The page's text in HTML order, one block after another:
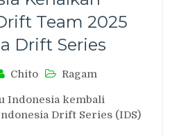
Team 2025
Drift Series
Chito Ragam
Indonesia kembali
Drift Series (IDS)